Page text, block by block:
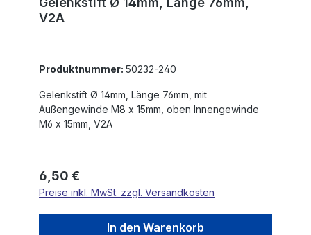
V2A
Produktnummer: 50232-240
Gelenkstift Ø 14mm, Länge 76mm, mit
Außengewinde M8 x 15mm, oben Innengewinde
M6 x 15mm, V2A
Regulärer Preis:
6,50 €
Preise inkl. MwSt. zzgl. Versandkosten
In den Warenkorb